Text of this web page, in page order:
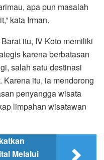
apa pun masalah
kata Irman.
itu, IV Koto memiliki
karena berbatasan
salah satu destinasi
Karena itu, ia mendorong
penyangga wisata
limpahan wisatawan
Melalui